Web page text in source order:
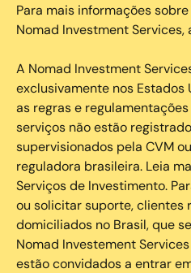
Para mais informações
Nomad Investment Services,
A Nomad Investment
exclusivamente nos
as regras e
serviços não estão
supervisionados pela CVM
reguladora brasileira. Leia
Serviços de Investimento.
ou solicitar suporte, clientes
domiciliados no Brasil, que
Nomad Investement
estão convidados a entrar